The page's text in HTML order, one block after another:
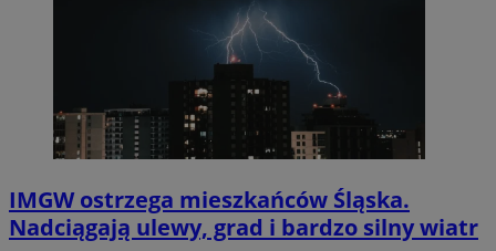
IMGW ostrzega mieszkańców Śląska.
Nadciągają ulewy, grad i bardzo silny wiatr